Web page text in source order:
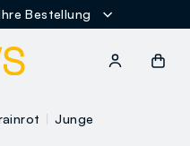
Bestellung
Junge